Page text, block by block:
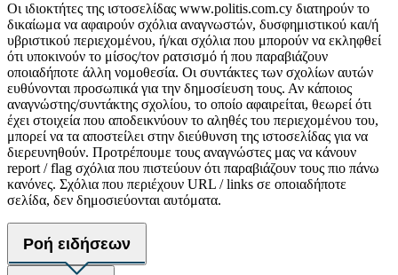
Οι ιδιοκτήτες της ιστοσελίδας www.politis.com.cy διατηρούν το
δικαίωμα να αφαιρούν σχόλια αναγνωστών, δυσφημιστικού και/ή
υβριστικού περιεχομένου, ή/και σχόλια που μπορούν να εκληφθεί
ότι υποκινούν το μίσος/τον ρατσισμό ή που παραβιάζουν
οποιαδήποτε άλλη νομοθεσία. Οι συντάκτες των σχολίων αυτών
ευθύνονται προσωπικά για την δημοσίευση τους. Αν κάποιος
αναγνώστης/συντάκτης σχολίου, το οποίο αφαιρείται, θεωρεί ότι
έχει στοιχεία που αποδεικνύουν το αληθές του περιεχομένου του,
μπορεί να τα αποστείλει στην διεύθυνση της ιστοσελίδας για να
διερευνηθούν. Προτρέπουμε τους αναγνώστες μας να κάνουν
report / flag σχόλια που πιστεύουν ότι παραβιάζουν τους πιο πάνω
κανόνες. Σχόλια που περιέχουν URL / links σε οποιαδήποτε
σελίδα, δεν δημοσιεύονται αυτόματα.
Ροή ειδήσεων